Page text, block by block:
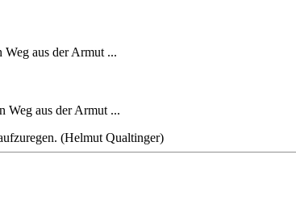
aus der Armut ...
Weg aus der Armut ...
(Helmut Qualtinger)